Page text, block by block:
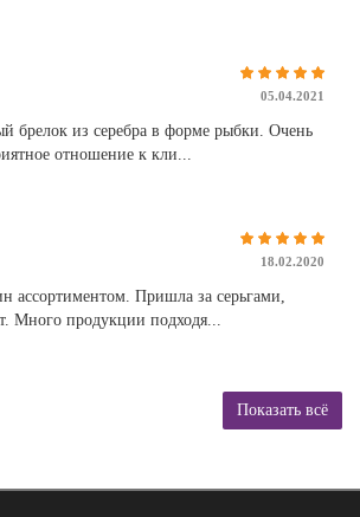
05.04.2021
брелок из серебра в форме рыбки. Очень
отношение к кли...
18.02.2020
ассортиментом. Пришла за серьгами,
Много продукции подходя...
Показать всё